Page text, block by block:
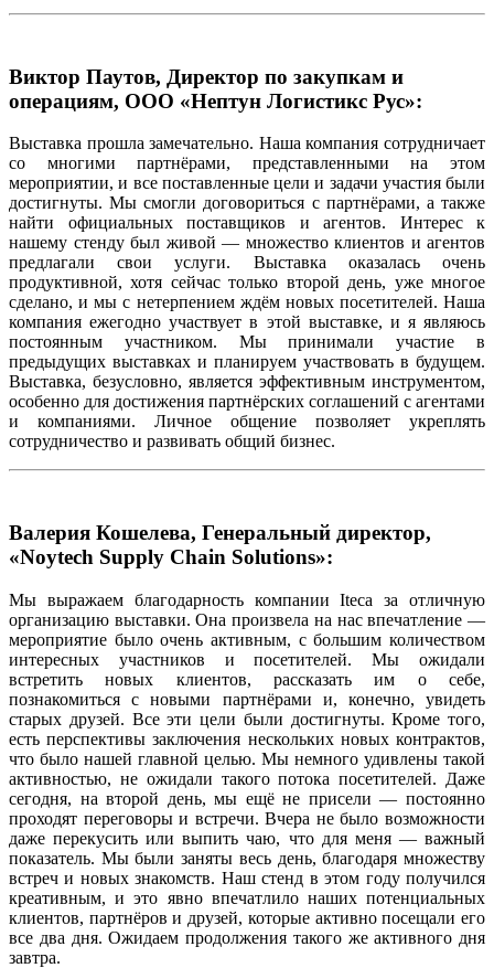
Виктор Паутов, Директор по закупкам и
операциям, ООО «Нептун Логистикс Рус»:
Выставка прошла замечательно. Наша компания сотрудничает
со многими партнёрами, представленными на этом
мероприятии, и все поставленные цели и задачи участия были
достигнуты. Мы смогли договориться с партнёрами, а также
найти официальных поставщиков и агентов. Интерес к
нашему стенду был живой — множество клиентов и агентов
предлагали свои услуги. Выставка оказалась очень
продуктивной, хотя сейчас только второй день, уже многое
сделано, и мы с нетерпением ждём новых посетителей. Наша
компания ежегодно участвует в этой выставке, и я являюсь
постоянным участником. Мы принимали участие в
предыдущих выставках и планируем участвовать в будущем.
Выставка, безусловно, является эффективным инструментом,
особенно для достижения партнёрских соглашений с агентами
и компаниями. Личное общение позволяет укреплять
сотрудничество и развивать общий бизнес.
Валерия Кошелева, Генеральный директор,
«Noytech Supply Chain Solutions»:
Мы выражаем благодарность компании Iteca за отличную
организацию выставки. Она произвела на нас впечатление —
мероприятие было очень активным, с большим количеством
интересных участников и посетителей. Мы ожидали
встретить новых клиентов, рассказать им о себе,
познакомиться с новыми партнёрами и, конечно, увидеть
старых друзей. Все эти цели были достигнуты. Кроме того,
есть перспективы заключения нескольких новых контрактов,
что было нашей главной целью. Мы немного удивлены такой
активностью, не ожидали такого потока посетителей. Даже
сегодня, на второй день, мы ещё не присели — постоянно
проходят переговоры и встречи. Вчера не было возможности
даже перекусить или выпить чаю, что для меня — важный
показатель. Мы были заняты весь день, благодаря множеству
встреч и новых знакомств. Наш стенд в этом году получился
креативным, и это явно впечатлило наших потенциальных
клиентов, партнёров и друзей, которые активно посещали его
все два дня. Ожидаем продолжения такого же активного дня
завтра.